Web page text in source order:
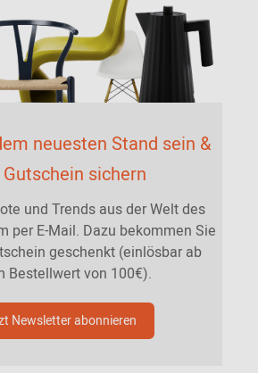
neuesten Stand sein &
sichern
und Trends aus der Welt des
per E-Mail. Dazu bekommen Sie
geschenkt (einlösbar ab
Bestellwert von 100€).
Newsletter abonnieren